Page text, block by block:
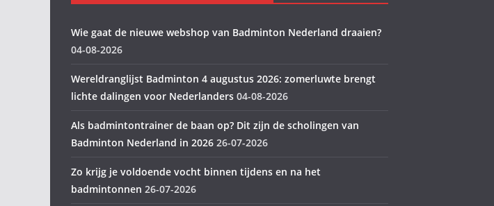
Wie gaat de nieuwe webshop van Badminton Nederland draaien?
04-08-2026
Wereldranglijst Badminton 4 augustus 2026: zomerluwte brengt
lichte dalingen voor Nederlanders 04-08-2026
Als badmintontrainer de baan op? Dit zijn de scholingen van
Badminton Nederland in 2026 26-07-2026
Zo krijg je voldoende vocht binnen tijdens en na het
badmintonnen 26-07-2026